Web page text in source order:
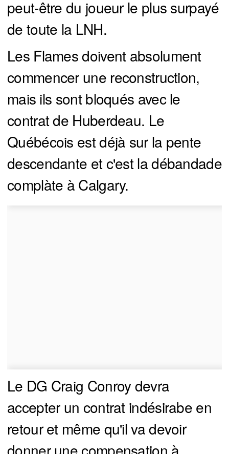
peut-être du joueur le plus surpayé
de toute la LNH.
Les Flames doivent absolument
commencer une reconstruction,
mais ils sont bloqués avec le
contrat de Huberdeau. Le
Québécois est déjà sur la pente
descendante et c'est la débandade
complàte à Calgary.
Le DG Craig Conroy devra
accepter un contrat indésirabe en
retour et même qu'il va devoir
donner une compensation à